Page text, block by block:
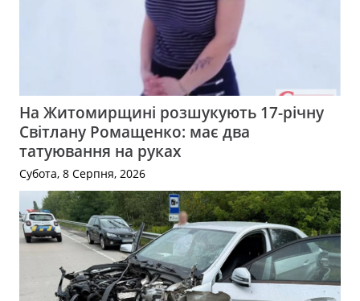
На Житомирщині розшукують 17-річну
Світлану Ромащенко: має два
татуювання на руках
Субота, 8 Серпня, 2026